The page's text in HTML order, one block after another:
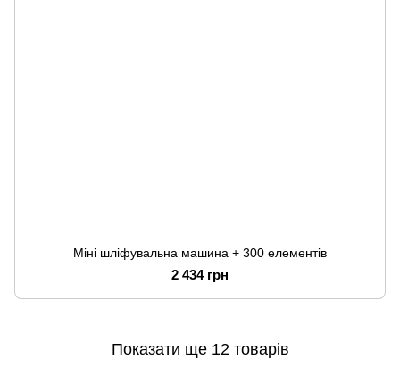
Міні шліфувальна машина + 300 елементів
2 434 грн
Показати ще 12 товарів